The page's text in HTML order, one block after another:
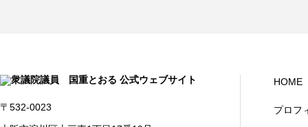
〒532-0023
HOME
プロフ